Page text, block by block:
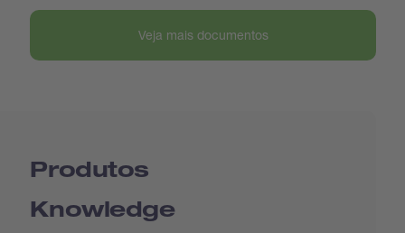
Veja mais documentos
Produtos
Knowledge